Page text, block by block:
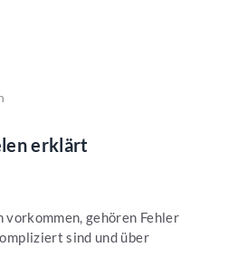
erklärt
gehören Fehler
sind und über